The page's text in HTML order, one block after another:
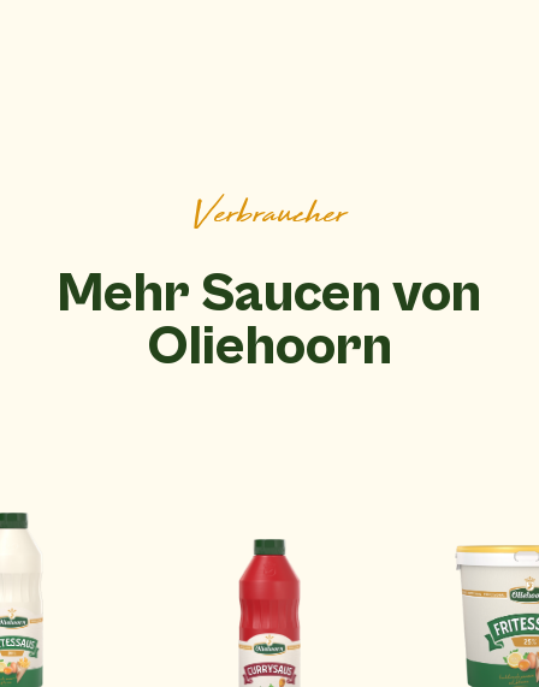
Verbraucher
Mehr Saucen von
Oliehoorn